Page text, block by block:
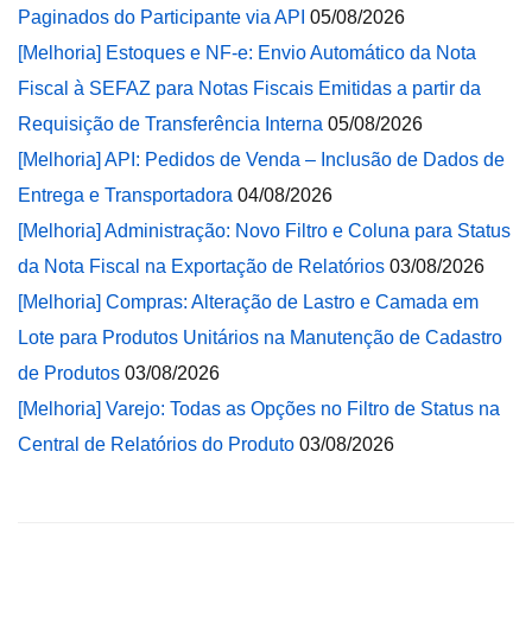
Paginados do Participante via API 05/08/2026
[Melhoria] Estoques e NF-e: Envio Automático da Nota
Fiscal à SEFAZ para Notas Fiscais Emitidas a partir da
Requisição de Transferência Interna 05/08/2026
[Melhoria] API: Pedidos de Venda – Inclusão de Dados de
Entrega e Transportadora 04/08/2026
[Melhoria] Administração: Novo Filtro e Coluna para Status
da Nota Fiscal na Exportação de Relatórios 03/08/2026
[Melhoria] Compras: Alteração de Lastro e Camada em
Lote para Produtos Unitários na Manutenção de Cadastro
de Produtos 03/08/2026
[Melhoria] Varejo: Todas as Opções no Filtro de Status na
Central de Relatórios do Produto 03/08/2026